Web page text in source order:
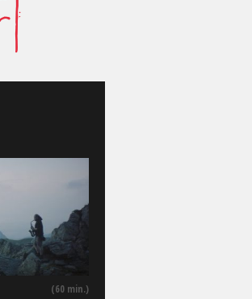
(60 min.)